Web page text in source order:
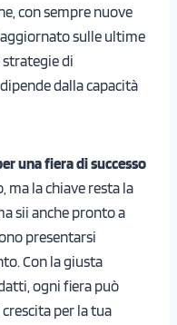
con sempre nuove
sulle ultime
di
dalla capacità
una fiera di successo
ma la chiave resta la
sii anche pronto a
presentarsi
Con la giusta
ogni fiera può
per la tua